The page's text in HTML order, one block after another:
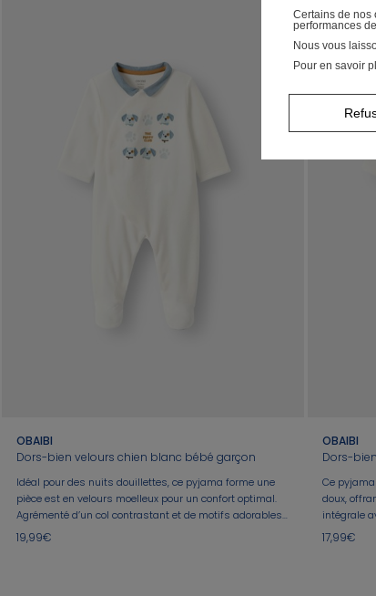
OBAIBI
Dors-bien velours chien blanc bébé garçon
Idéal pour des nuits douillettes, ce pyjama forme une
pièce est en velours moelleux pour un confort optimal.
Agrémenté d’un col contrastant et de motifs adorables
de chiots bleus, il offre une ouverture pressionnée
pratique devant pour un habillage facile. Parfait pour le
19,99€
OBAIBI
Dors-
Ce
doux,
intégrale
facilite
assure
17,99€
Certains de nos
performances
Nous vous
Pour en savoir